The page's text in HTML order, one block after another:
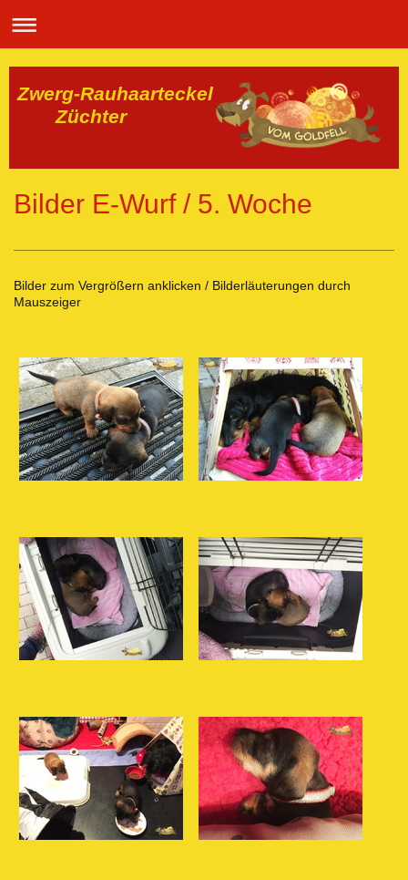
Zwerg-Rauhaarteckel
Züchter
Bilder E-Wurf / 5. Woche
Bilder zum Vergrößern anklicken / Bilderläuterungen durch
Mauszeiger